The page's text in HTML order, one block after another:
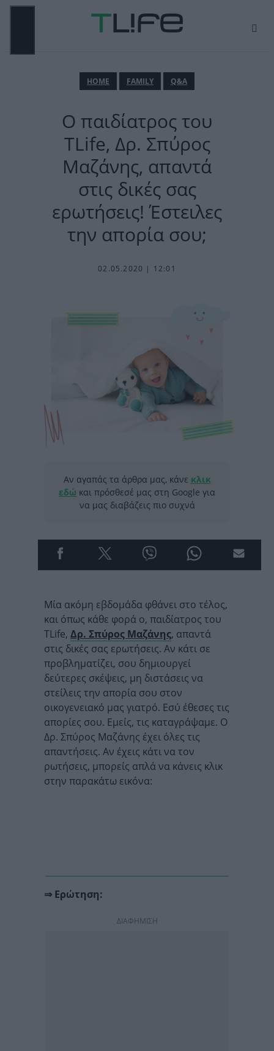
Μετάβαση
ΗΟΜΕ FAMILY Q&A
Ο παιδίατρος του
TLife, Δρ. Σπύρος
Μαζάνης, απαντά
στις δικές σας
ερωτήσεις! Έστειλες
την απορία σου;
02.05.2020 | 12:01
Αν αγαπάς τα άρθρα μας, κάνε κλικ
εδώ και πρόσθεσέ μας στη Google για
να μας διαβάζεις πιο συχνά
Μία ακόμη εβδομάδα φθάνει στο τέλος,
και όπως κάθε φορά ο, παιδίατρος του
TLife, Δρ. Σπύρος Μαζάνης, απαντά
στις δικές σας ερωτήσεις. Αν κάτι σε
προβληματίζει, σου δημιουργεί
δεύτερες σκέψεις, μη διστάσεις να
στείλεις την απορία σου στον
οικογενειακό μας γιατρό. Εσύ έθεσες τις
απορίες σου. Εμείς, τις καταγράψαμε. Ο
Δρ. Σπύρος Μαζάνης έχει όλες τις
απαντήσεις. Αν έχεις κάτι να τον
ρωτήσεις, μπορείς απλά να κάνεις κλικ
στην παρακάτω εικόνα:
⇒ Ερώτηση:
ΔΙΑΦΗΜΙΣΗ